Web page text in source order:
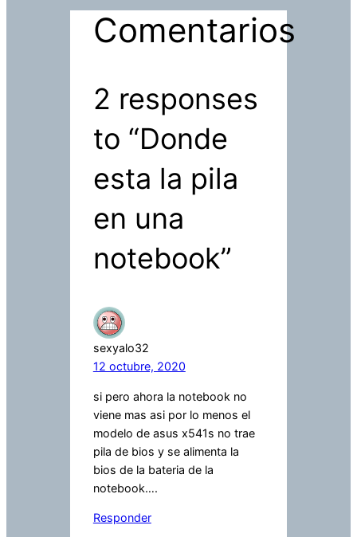
Comentarios
2 responses
to “Donde
esta la pila
en una
notebook”
sexyalo32
12 octubre, 2020
si pero ahora la notebook no
viene mas asi por lo menos el
modelo de asus x541s no trae
pila de bios y se alimenta la
bios de la bateria de la
notebook….
Responder